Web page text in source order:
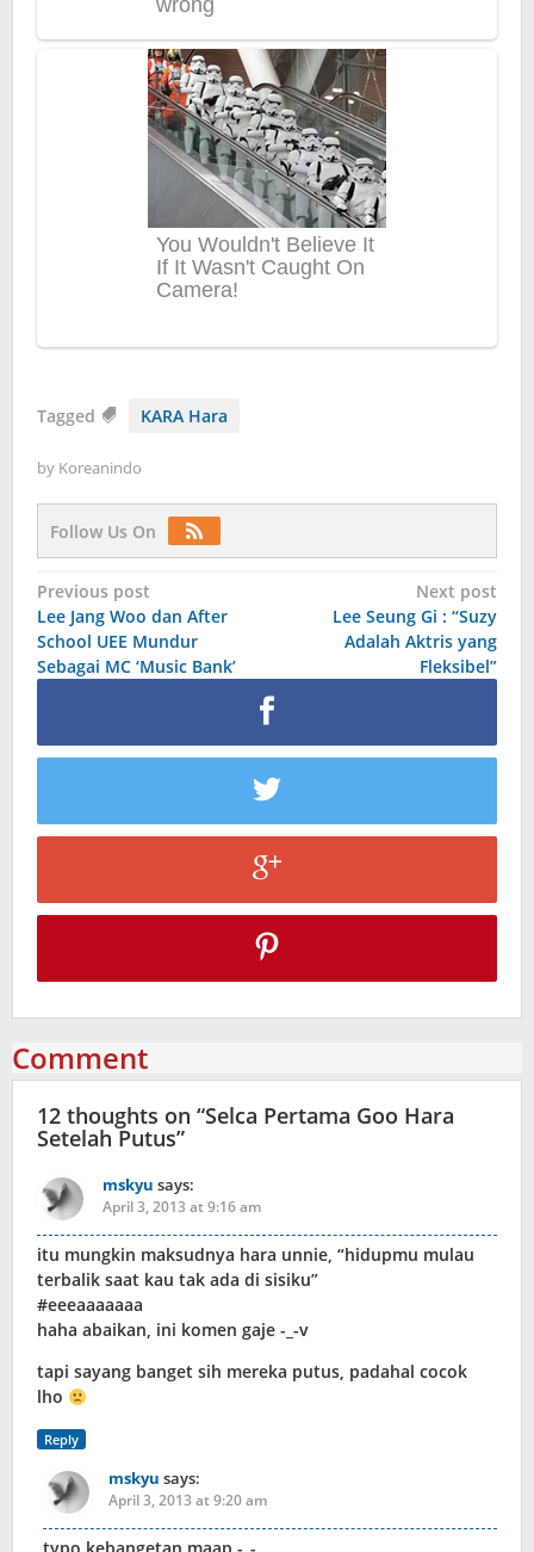
Tagged KARA Hara
by Koreanindo
Follow Us On
Post
navigation
Previous post
Lee Jang Woo dan After
School UEE Mundur
Sebagai MC ‘Music Bank’
Next post
Lee Seung Gi : “Suzy
Adalah Aktris yang
Fleksibel”
Comment
12 thoughts on “Selca Pertama Goo Hara
Setelah Putus”
mskyu says:
April 3, 2013 at 9:16 am
itu mungkin maksudnya hara unnie, “hidupmu mulau
terbalik saat kau tak ada di sisiku”
#eeeaaaaaaa
haha abaikan, ini komen gaje -_-v
tapi sayang banget sih mereka putus, padahal cocok
lho
Reply
mskyu says:
April 3, 2013 at 9:20 am